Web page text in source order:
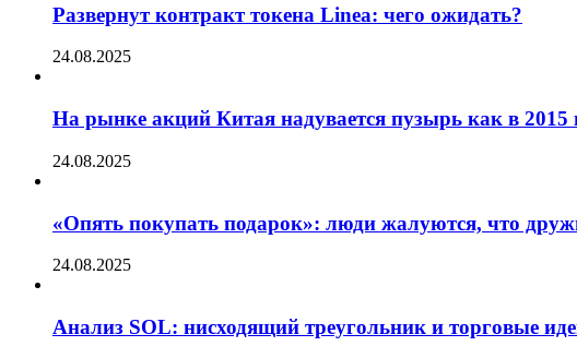
Развернут контракт токена Linea: чего ожидать?
24.08.2025
На рынке акций Китая надувается пузырь как в 2015
24.08.2025
«Опять покупать подарок»: люди жалуются, что
24.08.2025
Анализ SOL: нисходящий треугольник и торговые